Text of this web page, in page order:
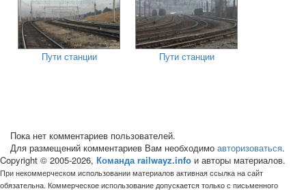
Пути станции Пути станции
Пока нет комментариев пользователей.
Для размещений комментариев Вам необходимо авторизоваться.
Copyright © 2005-2026, Команда railwayz.info и авторы материалов.
При некоммерческом использовании материалов активная ссылка на сайт
обязательна. Коммерческое использование допускается только с письменного